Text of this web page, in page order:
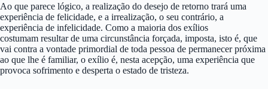
Ao que parece lógico, a realização do desejo de retorno trará uma
experiência de felicidade, e a irrealização, o seu contrário, a
experiência de infelicidade. Como a maioria dos exílios
costumam resultar de uma circunstância forçada, imposta, isto é, que
vai contra a vontade primordial de toda pessoa de permanecer próxima
ao que lhe é familiar, o exílio é, nesta acepção, uma experiência que
provoca sofrimento e desperta o estado de tristeza.